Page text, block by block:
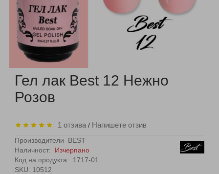
Гел лак Best 12 Нежно
Розов
1 отзива / Напишете отзив
Производители
BEST
Наличност: Изчерпано
Код на продукта:
1717-01
SKU: 10512